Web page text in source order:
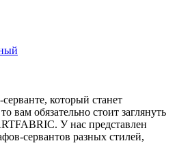
который станет
вам обязательно стоит заглянуть
У нас представлен
сервантов разных стилей,